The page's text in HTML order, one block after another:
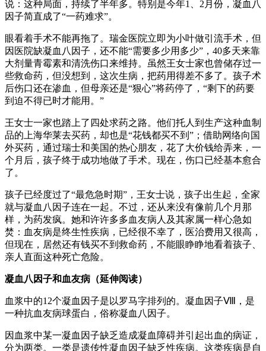
说：这种局面，持续了半年多。特别是今年1、2月份，凝血八
因子简直成了“一药难求”。
眼看着手术不能再拖了。瑞金医院立即为小叶做引流手术，但
因医院缺凝血八因子，还不能“需要多少用多少”，40多天来靠
大剂量青霉素和清洗伤口来维持。虽然王女士家也曾储存过一
些救命药，但没想到，这次生病，把药用得差不多了。孩子术
后伤口还在渗血，但母亲还是“狠心”将药停了，“剩下的药要
到迫不得已时才能用。”
王女士一家也踏上了四处求药之路。他们托人到生产这种血制
品的上海华莱去买药，却也是“花钱都买不到”；借助网络向国
外买药，通过瑞士和美国的热心朋友，花了大价钱给弄来，一
个月后，孩子终于成功地做了手术。现在，伤口已经基本愈合
了。
孩子已经度过了“最危急时期”，王女士说，孩子出生起，全家
就与凝血八因子连在一起。不过，还从来没有像前几个月那
样，为药发疯。她和许许多多血友病人及其家属一样心急如
焚：血友病是终生性疾病，已经很不幸了，医治费用又很高，
但现在，居然还有钱买不到救命药，不能眼睁睁地看着孩子、
亲人直面这种死亡危险。
凝血八因子和血友病（延伸阅读）
血浆中的12个凝血因子是以罗马字排列的。凝血因子Ⅷ，是
一种抗血友病球蛋白，俗称凝血八因子。
因血浆中某一凝血因子缺乏造成凝血障碍并引起出血的病证，
分为两类。一类是遗传性凝血因子缺乏性疾病。这类疾病是自